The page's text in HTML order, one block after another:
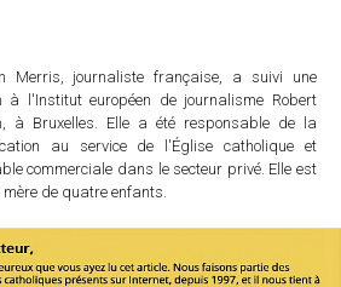
Merris, journaliste française, a suivi une
à l'Institut européen de journalisme Robert
à Bruxelles. Elle a été responsable de la
au service de l'Église catholique et
commerciale dans le secteur privé. Elle est
mère de quatre enfants.